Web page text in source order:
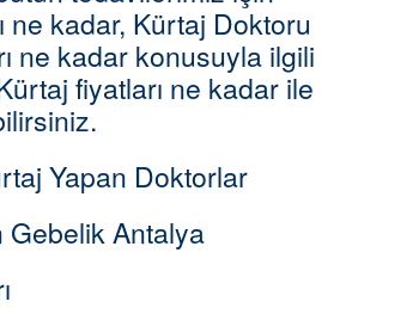
kadar, Kürtaj Doktoru
ne kadar konusuyla ilgili
fiyatları ne kadar ile
Yapan Doktorlar
Gebelik Antalya